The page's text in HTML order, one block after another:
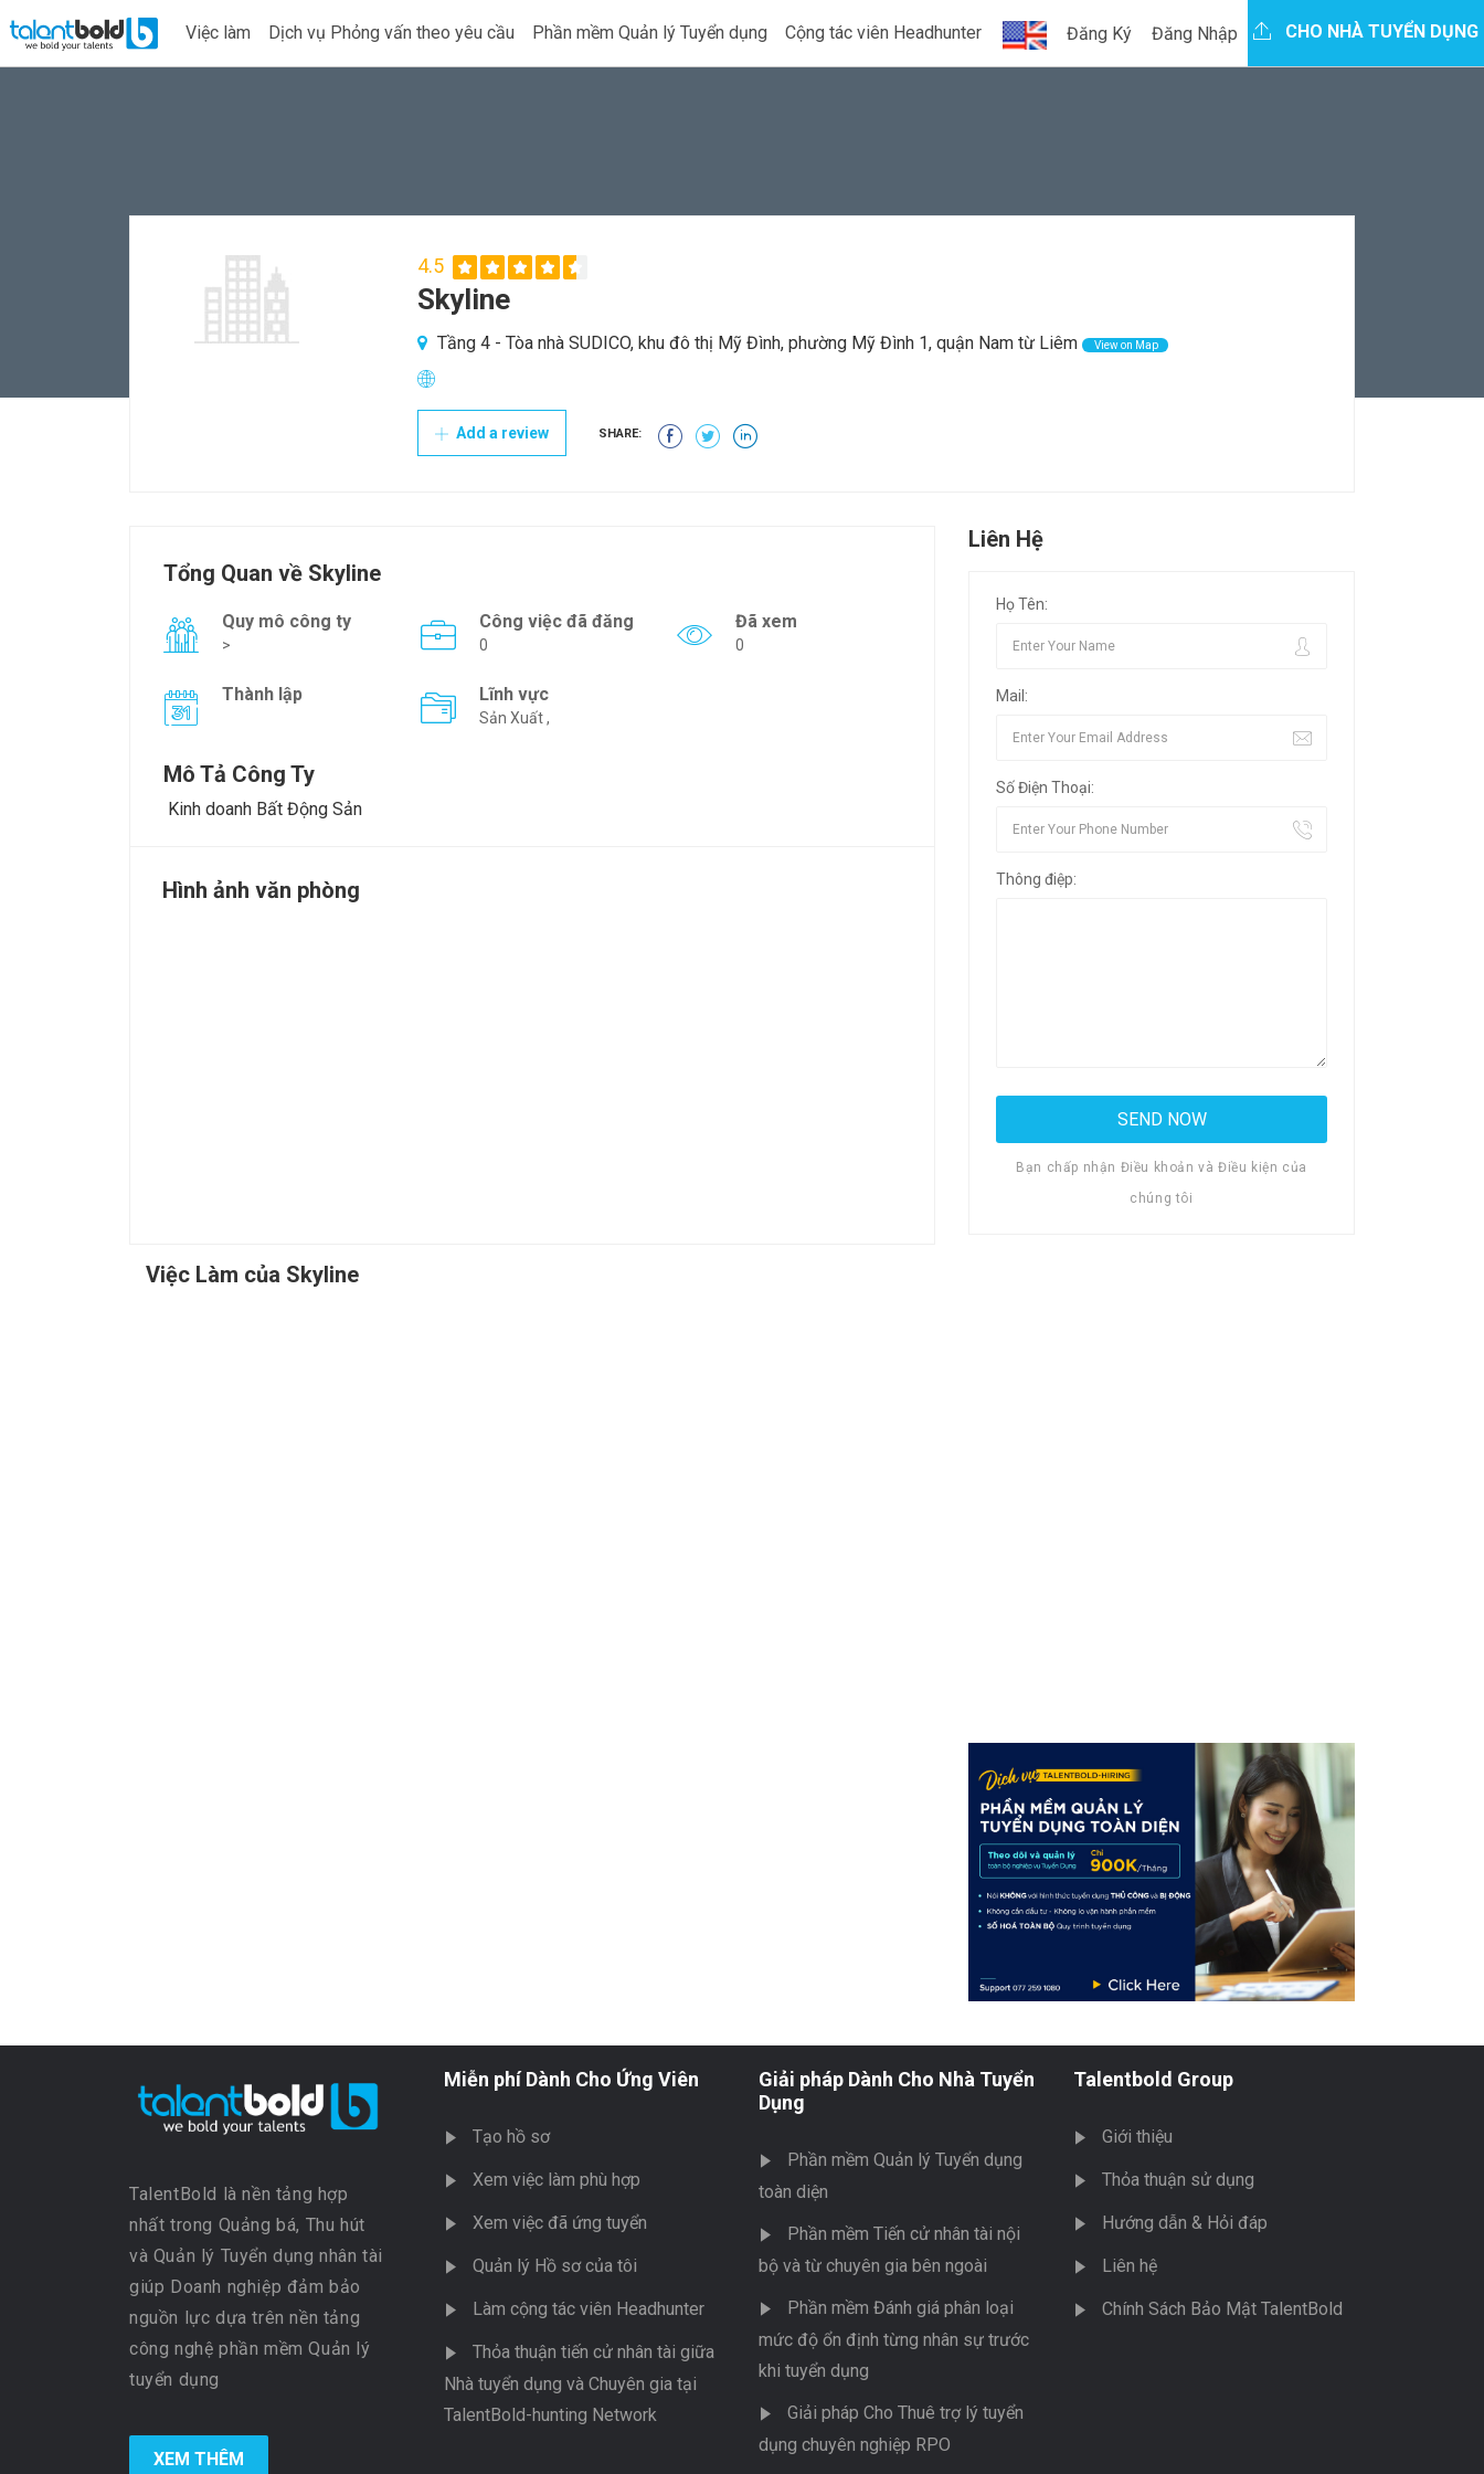
Việc làm Dịch vụ Phỏng vấn theo yêu cầu Phần mềm Quản lý Tuyển dụng Cộng tác viên Headhunter Đăng Ký Đăng Nhập CHO NHÀ TUYỂN DỤNG
4.5
Skyline
Tầng 4 - Tòa nhà SUDICO, khu đô thị Mỹ Đình, phường Mỹ Đình 1, quận Nam từ Liêm View on Map
Add a review SHARE:
Tổng Quan về Skyline
Quy mô công ty
>
Công việc đã đăng
0
Đã xem
0
Thành lập Lĩnh vực
Sản Xuất ,
Mô Tả Công Ty
Kinh doanh Bất Động Sản
Hình ảnh văn phòng
Việc Làm của Skyline
Liên Hệ
Họ Tên:
Mail:
Số Điện Thoại:
Thông điệp:
Bạn chấp nhận Điều khoản và Điều kiện của
chúng tôi
TalentBold là nền tảng hợp
nhất trong Quảng bá, Thu hút
và Quản lý Tuyển dụng nhân tài
giúp Doanh nghiệp đảm bảo
nguồn lực dựa trên nền tảng
công nghệ phần mềm Quản lý
tuyển dụng
XEM THÊM
Miễn phí Dành Cho Ứng Viên
Tạo hồ sơ
Xem việc làm phù hợp
Xem việc đã ứng tuyển
Quản lý Hồ sơ của tôi
Làm cộng tác viên Headhunter
Thỏa thuận tiến cử nhân tài giữa
Nhà tuyển dụng và Chuyên gia tại
TalentBold-hunting Network
Giải pháp Dành Cho Nhà Tuyển
Dụng
Phần mềm Quản lý Tuyển dụng
toàn diện
Phần mềm Tiến cử nhân tài nội
bộ và từ chuyên gia bên ngoài
Phần mềm Đánh giá phân loại
mức độ ổn định từng nhân sự trước
khi tuyển dụng
Giải pháp Cho Thuê trợ lý tuyển
dụng chuyên nghiệp RPO
Talentbold Group
Giới thiệu
Thỏa thuận sử dụng
Hướng dẫn & Hỏi đáp
Liên hệ
Chính Sách Bảo Mật TalentBold